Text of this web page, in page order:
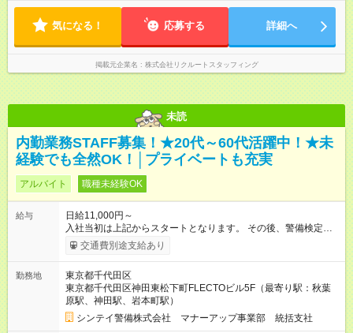
気になる！ 応募する 詳細へ
掲載元企業名 株式会社リクルートスタッフィング
未読
内勤業務STAFF募集！★20代～60代活躍中！★未
経験でも全然OK！│プライベートも充実
アルバイト 職種未経験OK
給与
日給11,000円～
入社当初は上記からスタートとなります。 その後、警備検定資
格取得・社内試験等により昇給や昇格（正社員採用含）があり
ます。 【試用期間】試用期間なし
交通費別途支給あり
勤務地
東京都千代田区
東京都千代田区神田東松下町FLECTOビル5F（最寄り駅：秋葉
原駅、神田駅、岩本町駅）
シンテイ警備株式会社 マナーアップ事業部 統括支社